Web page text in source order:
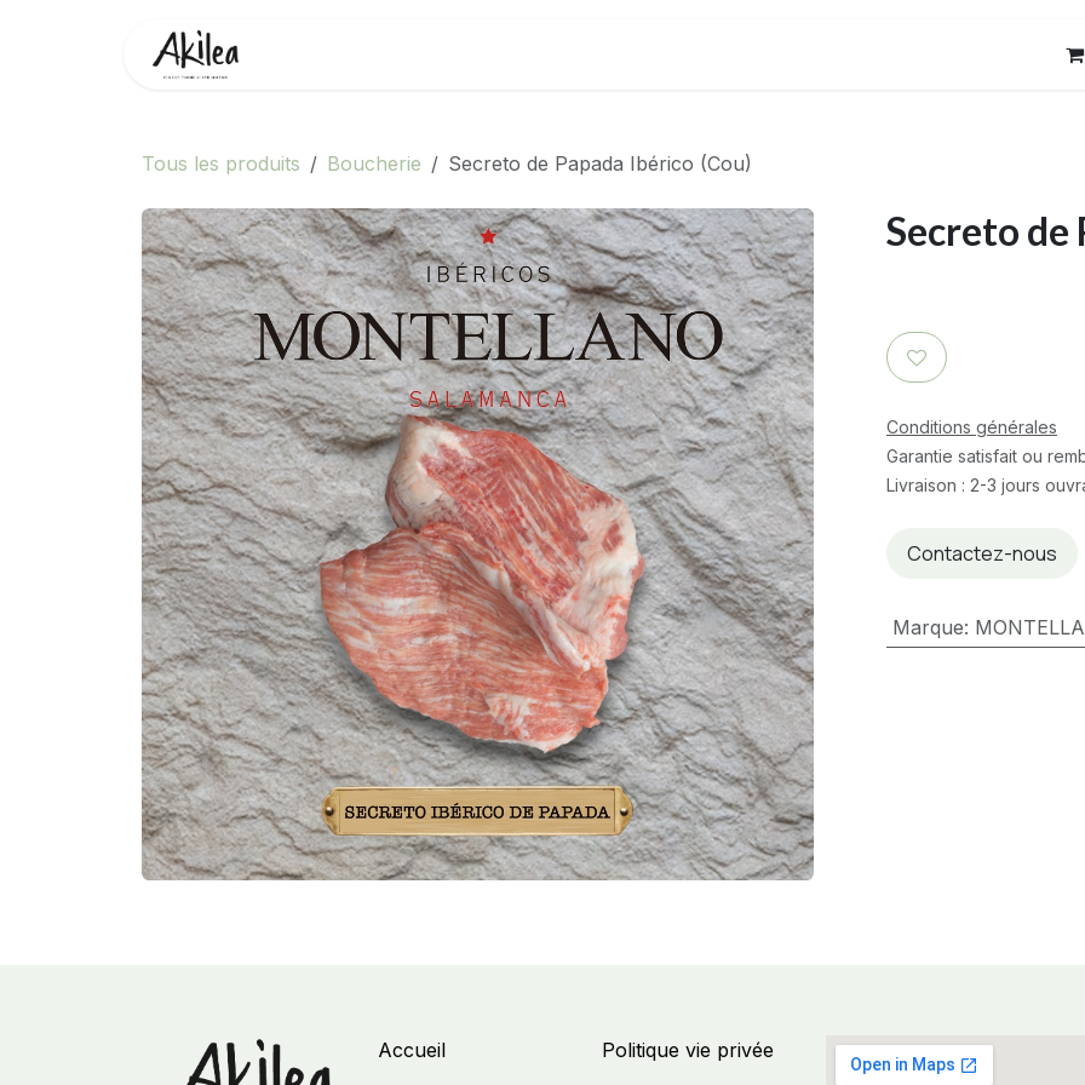
Tous les produits Boucherie Secreto de Papada Ibérico (Cou)
Secreto de
Conditions générales
Garantie satisfait ou
Livraison : 2-3 jours
Contactez-nous
Marque:
Politique vie privée
Accueil